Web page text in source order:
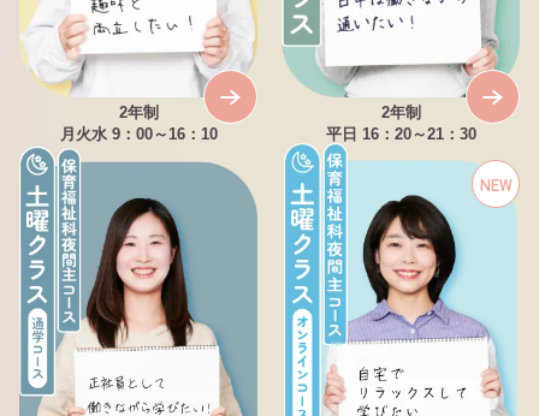
2年制
月火水 9：00～16：10
2年制
平日 16：20～21：30
NEW